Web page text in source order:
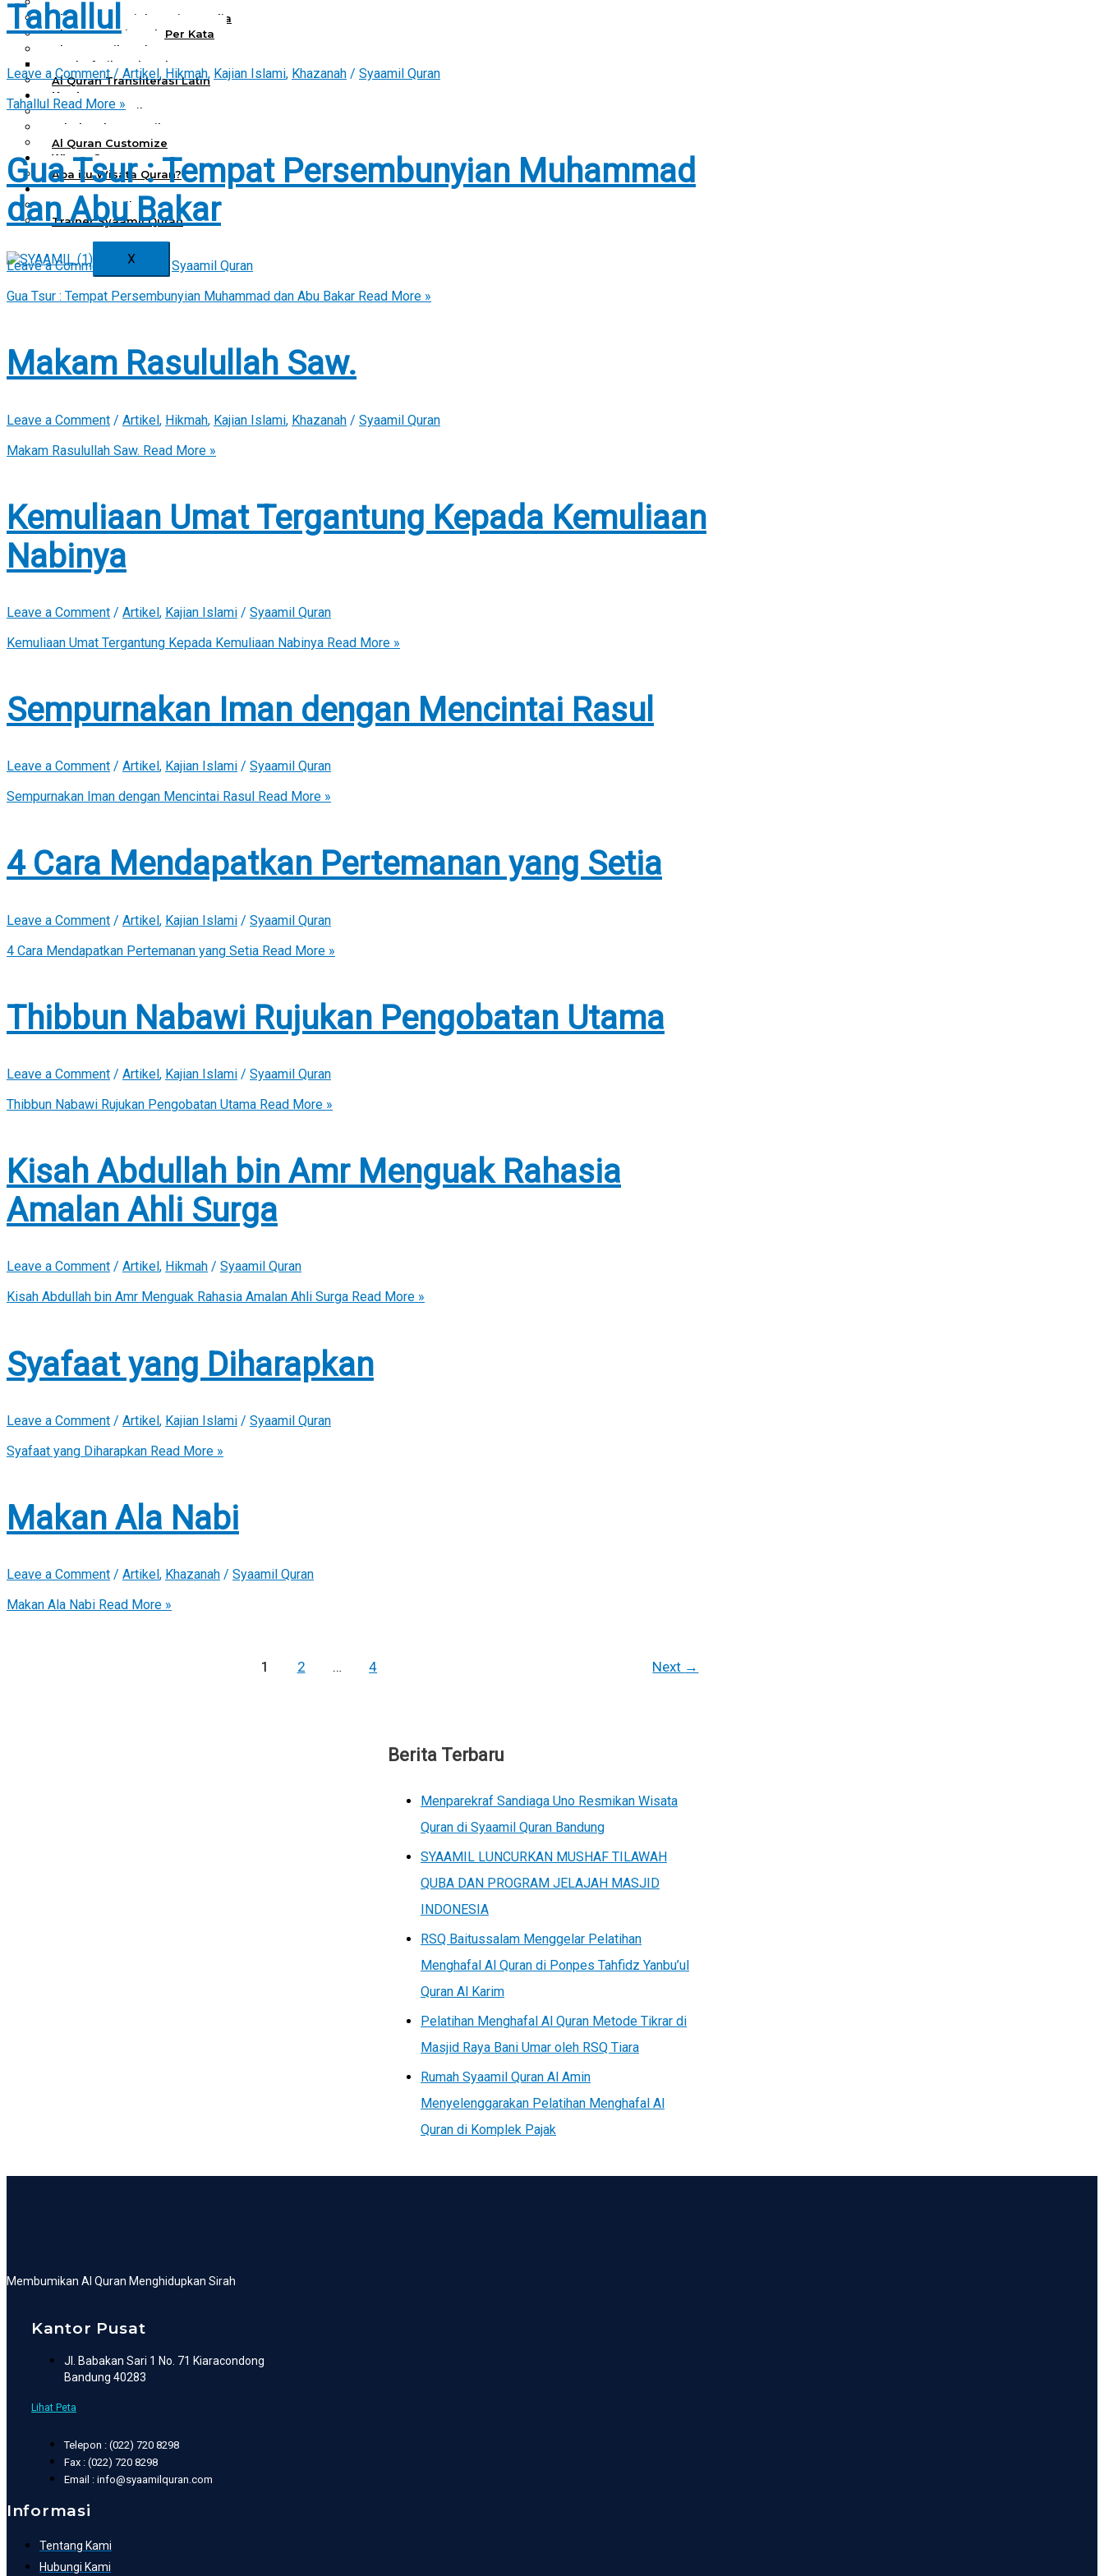
Al Quran Spesial Wanita Azalia
Al Quran Terjemah Per Kata
Al Quran Tilawah
Mushaf Tilawah Quba
Al Quran Transliterasi Latin
Kemitraan
Rumah Syaamil
Wholesale & Retail
Al Quran Customize
Wisata Quran
Apa itu Wisata Quran?
Pelatihan Kequranan
Apa itu Pelatihan Quran?
Trainer Syaamil Quran
X
Tahallul
Leave a Comment / Artikel, Hikmah, Kajian Islami, Khazanah / Syaamil Quran
Tahallul Read More »
Gua Tsur : Tempat Persembunyian Muhammad
dan Abu Bakar
Leave a Comment Artikel
Syaamil Quran
Gua Tsur : Tempat Persembunyian Muhammad dan Abu Bakar Read More »
Makam Rasulullah Saw.
Leave a Comment / Artikel, Hikmah, Kajian Islami, Khazanah / Syaamil Quran
Makam Rasulullah Saw. Read More »
Kemuliaan Umat Tergantung Kepada Kemuliaan
Nabinya
Leave a Comment / Artikel, Kajian Islami / Syaamil Quran
Kemuliaan Umat Tergantung Kepada Kemuliaan Nabinya Read More »
Sempurnakan Iman dengan Mencintai Rasul
Leave a Comment / Artikel , Kajian Islami / Syaamil Quran
Sempurnakan Iman dengan Mencintai Rasul Read More »
4 Cara Mendapatkan Pertemanan yang Setia
Leave a Comment / Artikel, Kajian Islami / Syaamil Quran
4 Cara Mendapatkan Pertemanan yang Setia Read More »
Thibbun Nabawi Rujukan Pengobatan Utama
Leave a Comment / Artikel, Kajian Islami / Syaamil Quran
Thibbun Nabawi Rujukan Pengobatan Utama Read More »
Kisah Abdullah bin Amr Menguak Rahasia
Amalan Ahli Surga
Leave a Comment / Artikel , Hikmah / Syaamil Quran
Kisah Abdullah bin Amr Menguak Rahasia Amalan Ahli Surga Read More »
Syafaat yang Diharapkan
Leave a Comment / Artikel, Kajian Islami / Syaamil Quran
Syafaat yang Diharapkan Read More »
Makan Ala Nabi
Leave a Comment / Artikel, Khazanah / Syaamil Quran
Makan Ala Nabi Read More »
1 2 … 4 Next →
Berita Terbaru
Menparekraf Sandiaga Uno Resmikan Wisata
Quran di Syaamil Quran Bandung
SYAAMIL LUNCURKAN MUSHAF TILAWAH
QUBA DAN PROGRAM JELAJAH MASJID
INDONESIA
RSQ Baitussalam Menggelar Pelatihan
Menghafal Al Quran di Ponpes Tahfidz Yanbu’ul
Quran Al Karim
Pelatihan Menghafal Al Quran Metode Tikrar di
Masjid Raya Bani Umar oleh RSQ Tiara
Rumah Syaamil Quran Al Amin
Menyelenggarakan Pelatihan Menghafal Al
Quran di Komplek Pajak
Membumikan Al Quran Menghidupkan Sirah
Kantor Pusat
Jl. Babakan Sari 1 No. 71 Kiaracondong
Bandung 40283
Lihat Peta
Telepon : (022) 720 8298
Fax : (022) 720 8298
Email : info@syaamilquran.com
Informasi
Tentang Kami
Hubungi Kami